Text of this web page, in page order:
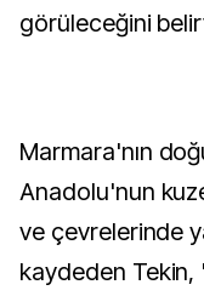
görüleceğini
Marmara'nın
Anadolu'nun
ve çevrelerinde
kaydeden Tekin,